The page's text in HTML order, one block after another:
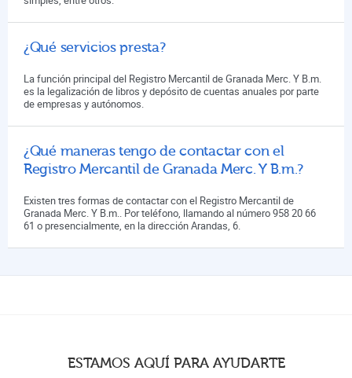
¿Qué servicios presta?
La función principal del Registro Mercantil de Granada Merc. Y B.m.
es la legalización de libros y depósito de cuentas anuales por parte
de empresas y autónomos.
¿Qué maneras tengo de contactar con el
Registro Mercantil de Granada Merc. Y B.m.?
Existen tres formas de contactar con el Registro Mercantil de
Granada Merc. Y B.m.. Por teléfono, llamando al número 958 20 66
61 o presencialmente, en la dirección Arandas, 6.
ESTAMOS AQUÍ PARA AYUDARTE